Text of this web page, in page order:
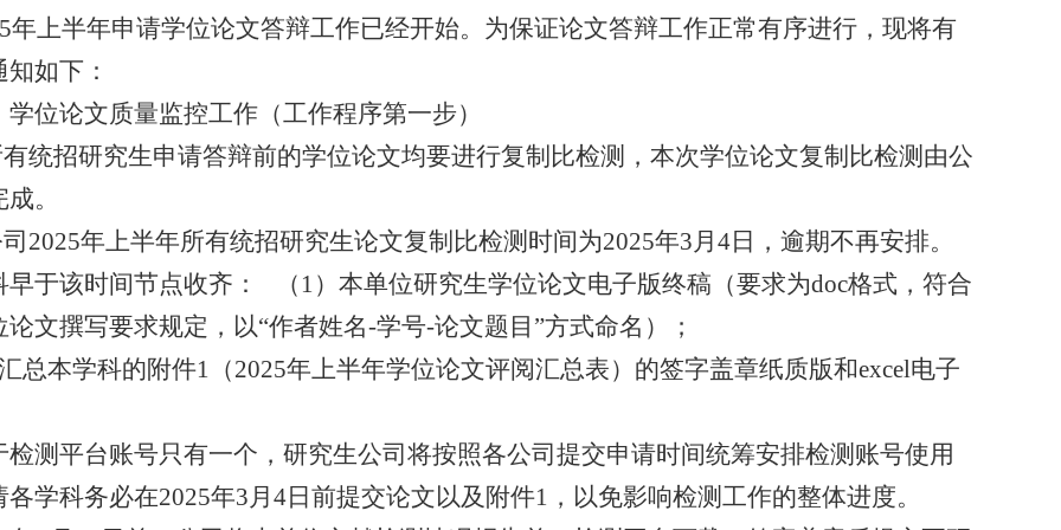
年上半年申请学位论文答辩工作已经开始。为保证论文答辩工作正常有序进行，现将有
如下：
学位论文质量监控工作（工作程序第一步）
统招研究生申请答辩前的学位论文均要进行复制比检测，本次学位论文复制比检测由公
。
2025年上半年所有统招研究生论文复制比检测时间为2025年3月 4日，逾期不再安排。
早于该时间节点收齐 ： （ 1） 本单位研究生学位论文电子版终稿（要求为doc格式，符合
论文撰写要求规定，以“作者姓名-学号-论文题目 ”方式命名）
；
总本学科的附件1 （2025年上半年学位论文评阅汇总表）的签字盖章纸质版和excel电子
检测平台账号只有一个，研究生公司将按照各公司 提交申请时间统筹安排检测账号使用
各学科务必在2025年3月 4日前提交论文以及附件1 ，以免影响检测工作的整体进度。